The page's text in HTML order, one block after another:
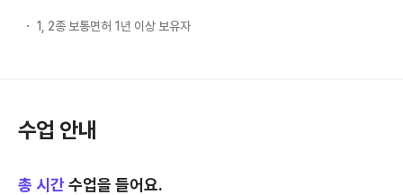
1, 2종 보통면허 1년 이상 보유자
수업 안내
총 시간수업을 들어요.